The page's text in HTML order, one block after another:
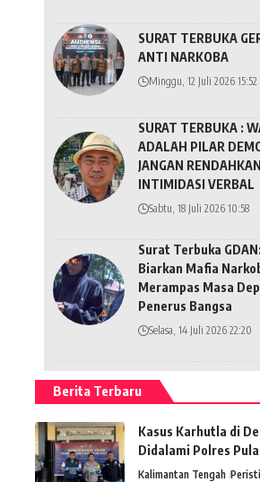
SURAT TERBUKA
ANTI NARKOBA
Minggu, 12 Juli 2026 15:52
SURAT TERBUKA :
ADALAH PILAR
JANGAN
INTIMIDASI VERBAL
Sabtu, 18 Juli 2026 10:58
Surat Terbuka
Biarkan Mafia
Merampas Masa
Penerus Bangsa
Selasa, 14 Juli 2026 22:20
Berita Terbaru
Kasus Karhutla di
Didalami Polres
Kalimantan Tengah